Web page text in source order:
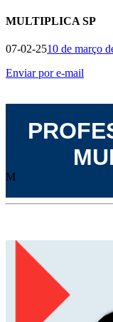
MULTIPLICA SP
07-02-2510 de março
Enviar por e-mail
M